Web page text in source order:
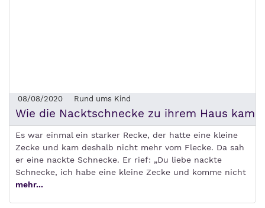
08/08/2020 Rund ums Kind
Wie die Nacktschnecke zu ihrem Haus kam
Es war einmal ein starker Recke, der hatte eine kleine
Zecke und kam deshalb nicht mehr vom Flecke. Da sah
er eine nackte Schnecke. Er rief: „Du liebe nackte
Schnecke, ich habe eine kleine Zecke und komme nicht
mehr...